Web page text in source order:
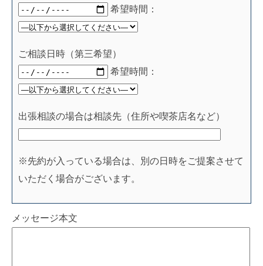
希望時間：
ご相談日時（第三希望）
希望時間：
出張相談の場合は相談先（住所や喫茶店名など）
※先約が入っている場合は、別の日時をご提案させて
いただく場合がございます。
メッセージ本文